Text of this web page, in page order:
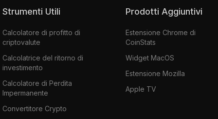
Strumenti Utili
Calcolatore di profitto di
criptovalute
Calcolatrice del ritorno di
investimento
Calcolatore di Perdita
Impermanente
Convertitore Crypto
Prodotti Aggiuntivi
Estensione Chrome di
CoinStats
Widget MacOS
Estensione Mozilla
Apple TV